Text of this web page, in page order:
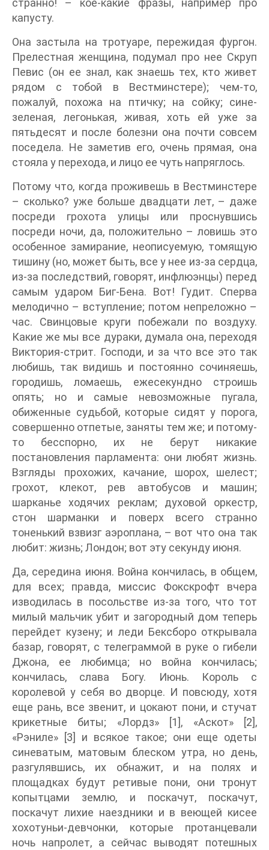
странно! – кое-какие фразы, например про
капусту.
Она застыла на тротуаре, пережидая фургон.
Прелестная женщина, подумал про нее Скруп
Певис (он ее знал, как знаешь тех, кто живет
рядом с тобой в Вестминстере); чем-то,
пожалуй, похожа на птичку; на сойку; сине-
зеленая, легонькая, живая, хоть ей уже за
пятьдесят и после болезни она почти совсем
поседела. Не заметив его, очень прямая, она
стояла у перехода, и лицо ее чуть напряглось.
Потому что, когда проживешь в Вестминстере
– сколько? уже больше двадцати лет, – даже
посреди грохота улицы или проснувшись
посреди ночи, да, положительно – ловишь это
особенное замирание, неописуемую, томящую
тишину (но, может быть, все у нее из-за сердца,
из-за последствий, говорят, инфлюэнцы) перед
самым ударом Биг-Бена. Вот! Гудит. Сперва
мелодично – вступление; потом непреложно –
час. Свинцовые круги побежали по воздуху.
Какие же мы все дураки, думала она, переходя
Виктория-стрит. Господи, и за что все это так
любишь, так видишь и постоянно сочиняешь,
городишь, ломаешь, ежесекундно строишь
опять; но и самые невозможные пугала,
обиженные судьбой, которые сидят у порога,
совершенно отпетые, заняты тем же; и потому-
то бесспорно, их не берут никакие
постановления парламента: они любят жизнь.
Взгляды прохожих, качание, шорох, шелест;
грохот, клекот, рев автобусов и машин;
шарканье ходячих реклам; духовой оркестр,
стон шарманки и поверх всего странно
тоненький взвизг аэроплана, – вот что она так
любит: жизнь; Лондон; вот эту секунду июня.
Да, середина июня. Война кончилась, в общем,
для всех; правда, миссис Фокскрофт вчера
изводилась в посольстве из-за того, что тот
милый мальчик убит и загородный дом теперь
перейдет кузену; и леди Бексборо открывала
базар, говорят, с телеграммой в руке о гибели
Джона, ее любимца; но война кончилась;
кончилась, слава Богу. Июнь. Король с
королевой у себя во дворце. И повсюду, хотя
еще рань, все звенит, и цокают пони, и стучат
крикетные биты; «Лордз» [1], «Аскот» [2],
«Рэниле» [3] и всякое такое; они еще одеты
синеватым, матовым блеском утра, но день,
разгулявшись, их обнажит, и на полях и
площадках будут ретивые пони, они тронут
копытцами землю, и поскачут, поскачут,
поскачут лихие наездники и в веющей кисее
хохотуньи-девчонки, которые протанцевали
ночь напролет, а сейчас выводят потешных